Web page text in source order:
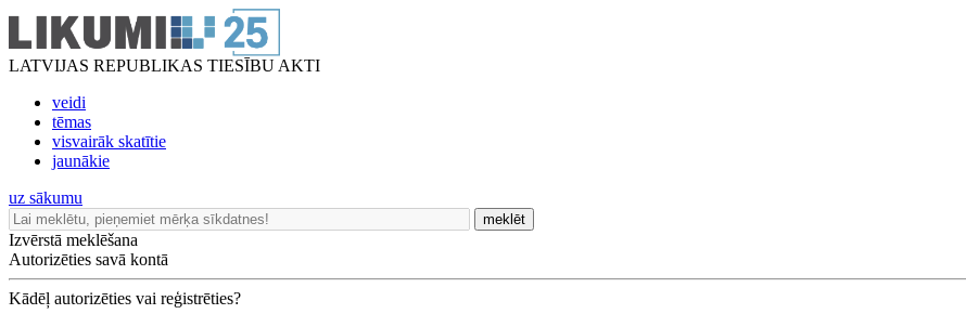
LATVIJAS REPUBLIKAS TIESĪBU AKTI
veidi
tēmas
visvairāk skatītie
jaunākie
uz sākumu
meklēt
Izvērstā meklēšana
Autorizēties savā kontā
Kādēļ autorizēties vai reģistrēties?